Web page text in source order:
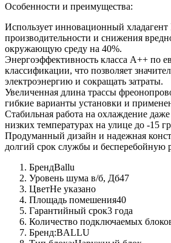
Особенности и преимущества:
Использует инновационный
производительности и снижения
окружающую среду на 40%.
Энергоэффективность класса А++ по
классификации, что позволяет
электроэнергию и сокращать затраты.
Увеличенная длина трассы
гибкие варианты установки и
Стабильная работа на охлаждение
низких температурах на улице до -15
Продуманный дизайн и надежная
долгий срок службы и бесперебойную
БрендBallu
Уровень шума в/б, Дб47
ЦветНе указано
Площадь помешения40
Гарантийный срок3 года
Количество подключаемых
Бренд:BALLU